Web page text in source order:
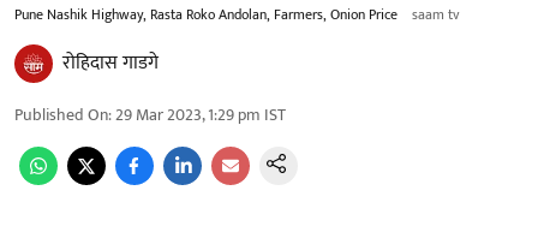
Pune Nashik Highway, Rasta Roko Andolan, Farmers, Onion Price saam tv
रोहिदास गाडगे
Published On:29 Mar 2023, 1:29 pm IST